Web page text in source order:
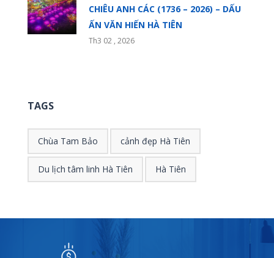
CHIÊU ANH CÁC (1736 – 2026) – DẤU
ẤN VĂN HIẾN HÀ TIÊN
Th3 02 , 2026
TAGS
Chùa Tam Bảo cảnh đẹp Hà Tiên
Du lịch tâm linh Hà Tiên Hà Tiên